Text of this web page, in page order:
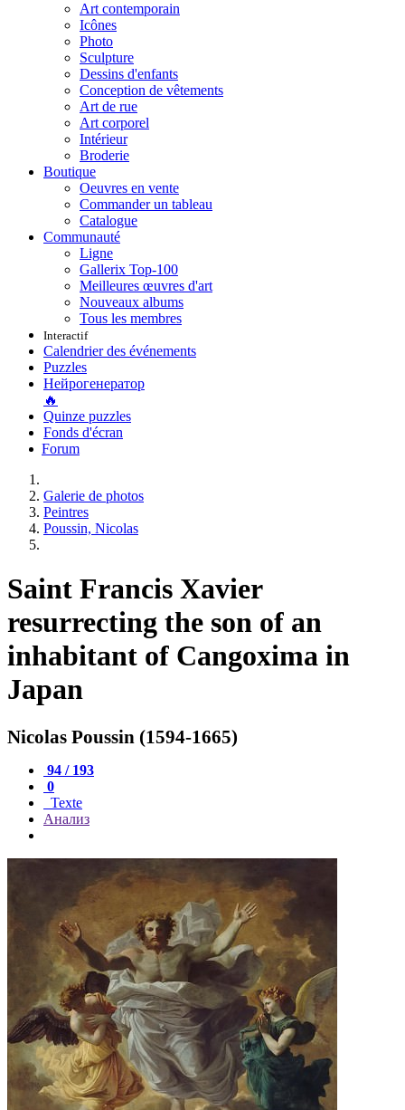
Art contemporain
Icônes
Photo
Sculpture
Dessins d'enfants
Conception de vêtements
Art de rue
Art corporel
Intérieur
Broderie
Boutique
Oeuvres en vente
Commander un tableau
Catalogue
Communauté
Ligne
Gallerix Top-100
Meilleures œuvres d'art
Nouveaux albums
Tous les membres
Interactif
Calendrier des événements
Puzzles
Нейрогенератор
🔥
Quinze puzzles
Fonds d'écran
Forum
Galerie de photos
Peintres
Poussin, Nicolas
Saint Francis Xavier
resurrecting the son of an
inhabitant of Cangoxima in
Japan
Nicolas Poussin (1594-1665)
94 / 193
0
Texte
Анализ